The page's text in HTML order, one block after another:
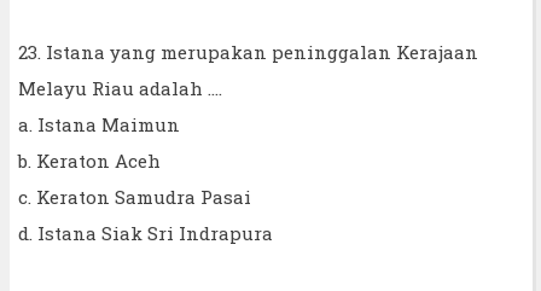
23. Istana yang merupakan peninggalan Kerajaan
Melayu Riau adalah ....
a. Istana Maimun
b. Keraton Aceh
c. Keraton Samudra Pasai
d. Istana Siak Sri Indrapura